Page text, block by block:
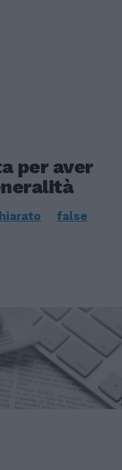
per aver
false